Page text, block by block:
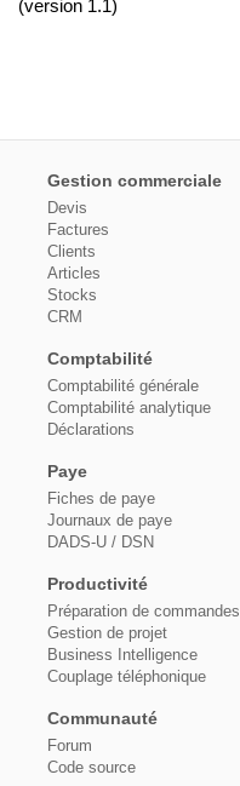
(version 1.1)
Gestion commerciale
Devis
Factures
Clients
Articles
Stocks
CRM
Comptabilité
Comptabilité générale
Comptabilité analytique
Déclarations
Paye
Fiches de paye
Journaux de paye
DADS-U / DSN
Productivité
Préparation de commandes
Gestion de projet
Business Intelligence
Couplage téléphonique
Communauté
Forum
Code source